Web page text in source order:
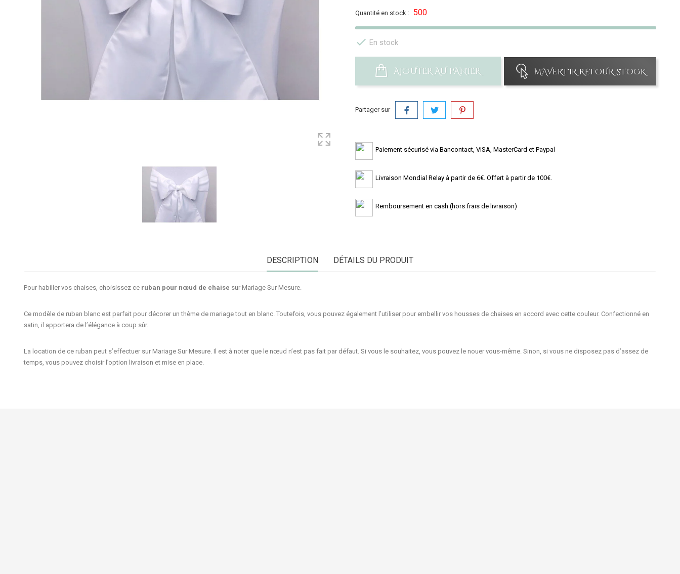
Quantité en stock : 500
 En stock
AJOUTER AU PANIER M'AVERTIR RETOUR STOCK
Partager sur
Paiement sécurisé via Bancontact, VISA, MasterCard et Paypal
Livraison Mondial Relay à partir de 6€. Offert à partir de 100€.
Remboursement en cash (hors frais de livraison)
DESCRIPTION DÉTAILS DU PRODUIT
Pour habiller vos chaises, choisissez ce ruban pour nœud de chaise sur Mariage Sur Mesure.
Ce modèle de ruban blanc est parfait pour décorer un thème de mariage tout en blanc. Toutefois, vous pouvez également l’utiliser pour embellir vos housses de chaises en accord avec cette couleur. Confectionné en
satin, il apportera de l’élégance à coup sûr.
La location de ce ruban peut s’effectuer sur Mariage Sur Mesure. Il est à noter que le nœud n’est pas fait par défaut. Si vous le souhaitez, vous pouvez le nouer vous-même. Sinon, si vous ne disposez pas d’assez de
temps, vous pouvez choisir l’option livraison et mise en place.